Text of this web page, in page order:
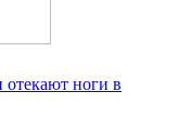
ноги в